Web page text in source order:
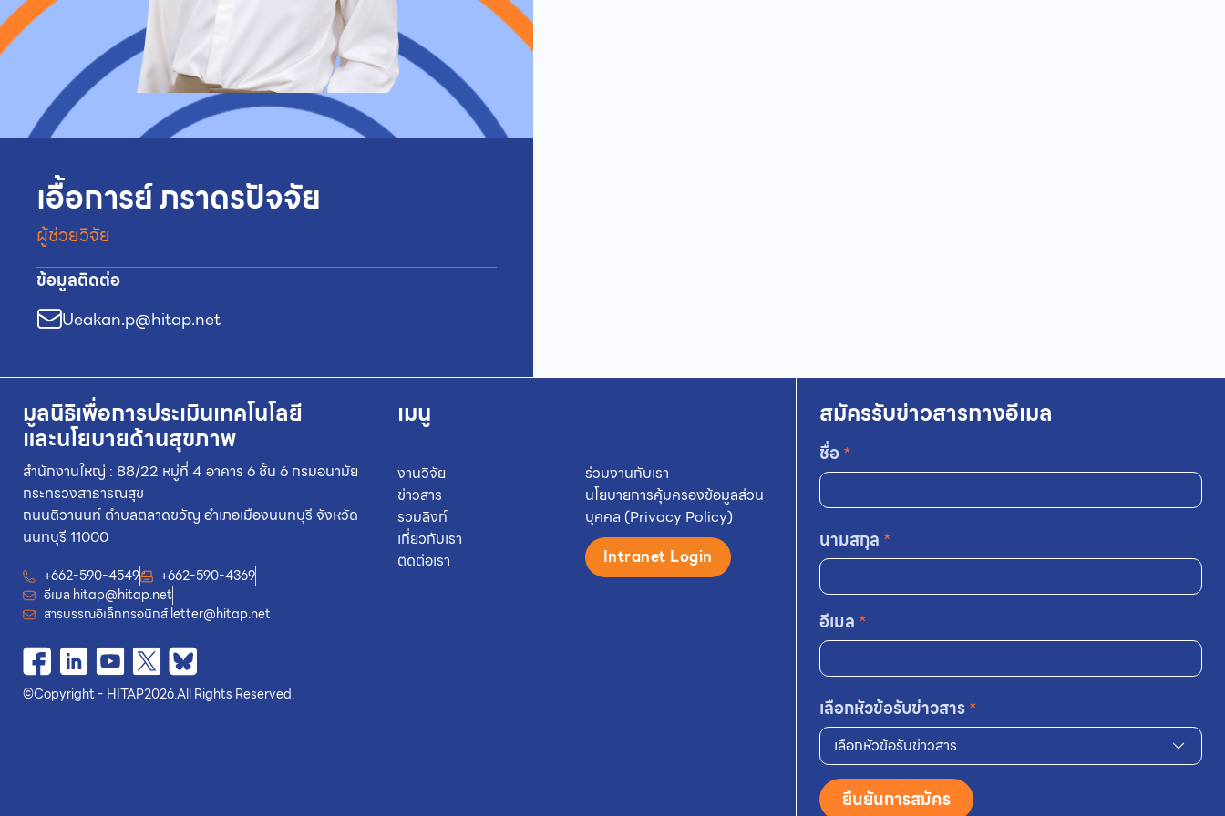
เอื้อการย์ ภราดรปัจจัย
ผู้ช่วยวิจัย
ข้อมูลติดต่อ
Ueakan.p@hitap.net
มูลนิธิเพื่อการประเมินเทคโนโลยี
และนโยบายด้านสุขภาพ
สำนักงานใหญ่ : 88/22 หมู่ที่ 4 อาคาร 6 ชั้น 6 กรมอนามัย
กระทรวงสาธารณสุข
ถนนติวานนท์ ตำบลตลาดขวัญ อำเภอเมืองนนทบุรี จังหวัด
นนทบุรี 11000
+662-590-4549
+662-590-4369
อีเมล hitap@hitap.net
สารบรรณอิเล็กทรอนิกส์letter@hitap.net
©Copyright - HITAP2026.All Rights Reserved.
เมนู
งานวิจัย
ข่าวสาร
รวมลิงก์
เกี่ยวกับเรา
ติดต่อเรา
ร่วมงานกับเรา
นโยบายการคุ้มครองข้อมูลส่วน
บุคคล (Privacy Policy)
Intranet Login
สมัครรับข่าวสารทางอีเมล
ชื่อ*
นามสกุล *
อีเมล *
เลือกหัวข้อรับข่าวสาร*
เลือกหัวข้อรับข่าวสาร
ยืนยันการสมัคร